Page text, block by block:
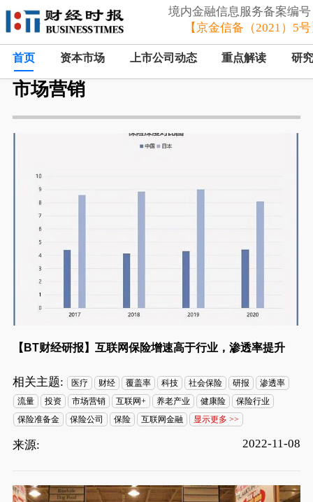
境内金融信息服务备案编
【京金信备（2021）5
首页 资本市场 上市公司动态 重点解读 研
市场营销
【BT财经研报】互联网保险增速高于行业，渗透率提升
相关主题: 医疗 财经 覆盖率 科技 社会保险 研报
渗透率
流量
投资 市场营销 互联网+ 养老产业 健康险
保险行业
保险准备金
保险公司 保险 互联网金融 显示更多 >>
来源: 2022-11-08